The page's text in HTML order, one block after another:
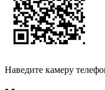
Наведите камеру